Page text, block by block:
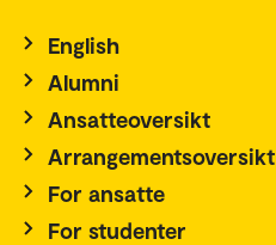
English
Alumni
Ansatteoversikt
Arrangementsoversikt
For ansatte
For studenter